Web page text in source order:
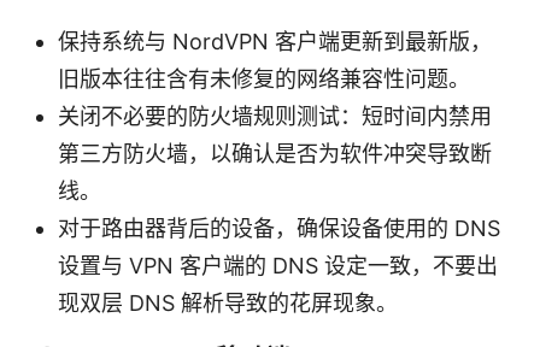
保持系统与 NordVPN 客户端更新到最新版，
旧版本往往含有未修复的网络兼容性问题。
关闭不必要的防火墙规则测试：短时间内禁用
第三方防火墙，以确认是否为软件冲突导致断
线。
对于路由器背后的设备，确保设备使用的 DNS
设置与 VPN 客户端的 DNS 设定一致，不要出
现双层 DNS 解析导致的花屏现象。